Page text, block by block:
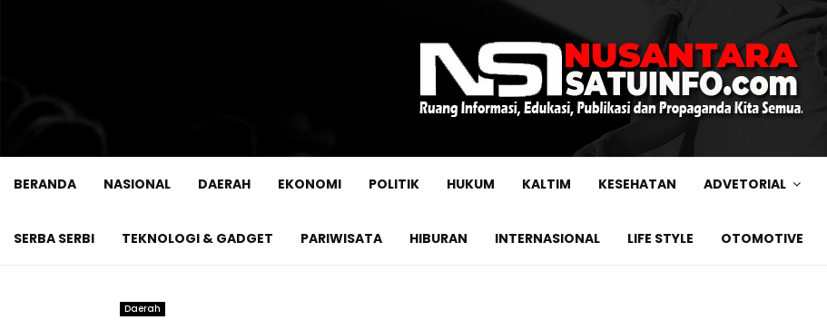
BERANDA NASIONAL DAERAH EKONOMI POLITIK HUKUM KALTIM KESEHATAN ADVETORIAL
SERBA SERBI TEKNOLOGI & GADGET PARIWISATA HIBURAN INTERNASIONAL LIFE STYLE OTOMOTIVE
Daerah